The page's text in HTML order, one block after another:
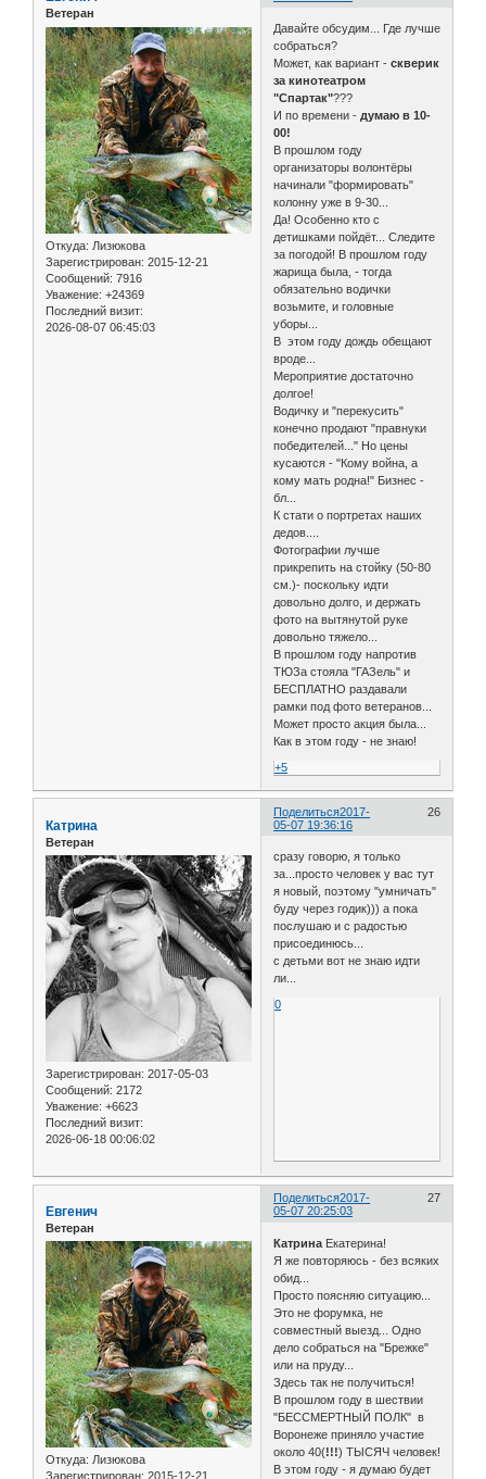
Ветеран
Откуда: Лизюкова
Зарегистрирован: 2015-12-21
Сообщений: 7916
Уважение: +24369
Последний визит:
2026-08-07 06:45:03
Давайте обсудим... Где лучше
собраться?
Может, как вариант -скверик
за кинотеатром
"Спартак"???
И по времени - думаю в 10-
00!
В прошлом году
организаторы волонтёры
начинали "формировать"
колонну уже в 9-30...
Да! Особенно кто с
детишками пойдёт... Следите
за погодой! В прошлом году
жарища была, - тогда
обязательно водички
возьмите, и головные
уборы...
В этом году дождь обещают
вроде...
Мероприятие достаточно
долгое!
Водичку и "перекусить"
конечно продают "правнуки
победителей..." Но цены
кусаются - "Кому война, а
кому мать родна!" Бизнес -
бл...
К стати о портретах наших
дедов....
Фотографии лучше
прикрепить на стойку (50-80
см.)- поскольку идти
довольно долго, и держать
фото на вытянутой руке
довольно тяжело...
В прошлом году напротив
ТЮЗа стояла "ГАЗель" и
БЕСПЛАТНО раздавали
рамки под фото ветеранов...
Может просто акция была...
Как в этом году - не знаю!
+5
Поделиться 26
2017-
05-07 19:36:16
Катрина
Ветеран
Зарегистрирован: 2017-05-03
Сообщений: 2172
Уважение: +6623
Последний визит:
2026-06-18 00:06:02
сразу говорю, я только
за...просто человек у вас тут
я новый, поэтому "умничать"
буду через годик))) а пока
послушаю и с радостью
присоединюсь...
с детьми вот не знаю идти
ли...
0
Поделиться 27
2017-
05-07 20:25:03
Евгенич
Ветеран
Откуда: Лизюкова
Зарегистрирован: 2015-12-21
Катрина Екатерина!
Я же повторяюсь - без всяких
обид...
Просто поясняю ситуацию...
Это не форумка, не
совместный выезд... Одно
дело собраться на "Брежке"
или на пруду...
Здесь так не получиться!
В прошлом году в шествии
"БЕССМЕРТНЫЙ ПОЛК" в
Воронеже приняло участие
около 40(!!!) ТЫСЯЧ человек!
В этом году - я думаю будет